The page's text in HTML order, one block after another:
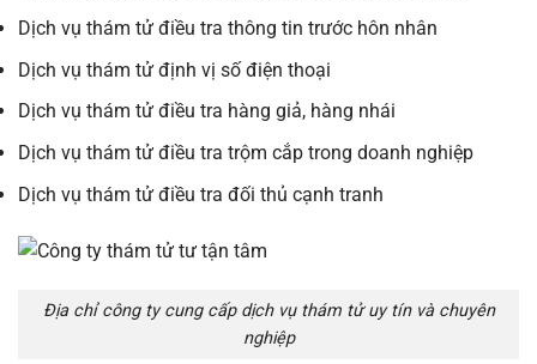
Dịch vụ thám tử điều tra thông tin trước hôn nhân
Dịch vụ thám tử định vị số điện thoại
Dịch vụ thám tử điều tra hàng giả, hàng nhái
Dịch vụ thám tử điều tra trộm cắp trong doanh nghiệp
Dịch vụ thám tử điều tra đối thủ cạnh tranh
Địa chỉ công ty cung cấp dịch vụ thám tử uy tín và chuyên
nghiệp